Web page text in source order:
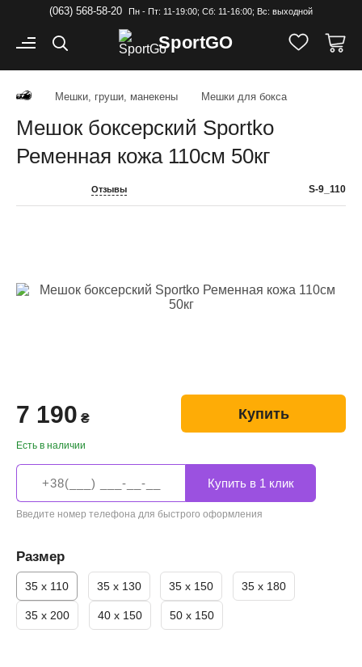
(063) 568-58-20 Пн - Пт: 11-19:00; Cб: 11-16:00; Вс: выходной
SportGO
Мешки, груши, манекены Мешки для бокса
Мешок боксерский Sportko
Ременная кожа 110см 50кг
Отзывы S-9_110
7 190 ₴
Есть в наличии
Купить
Введите номер телефона для быстрого оформления
Размер
35 х 110 35 х 130 35 х 150 35 х 180
35 х 200 40 x 150 50 x 150